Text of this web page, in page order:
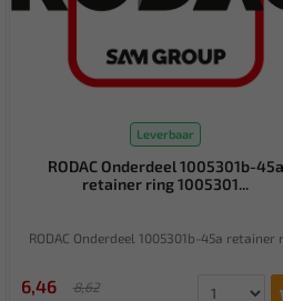
Leverbaar
RODAC Onderdeel 1005301b-45a
retainer ring 1005301...
RODAC Onderdeel 1005301b-45a retainer
6,46
8,62